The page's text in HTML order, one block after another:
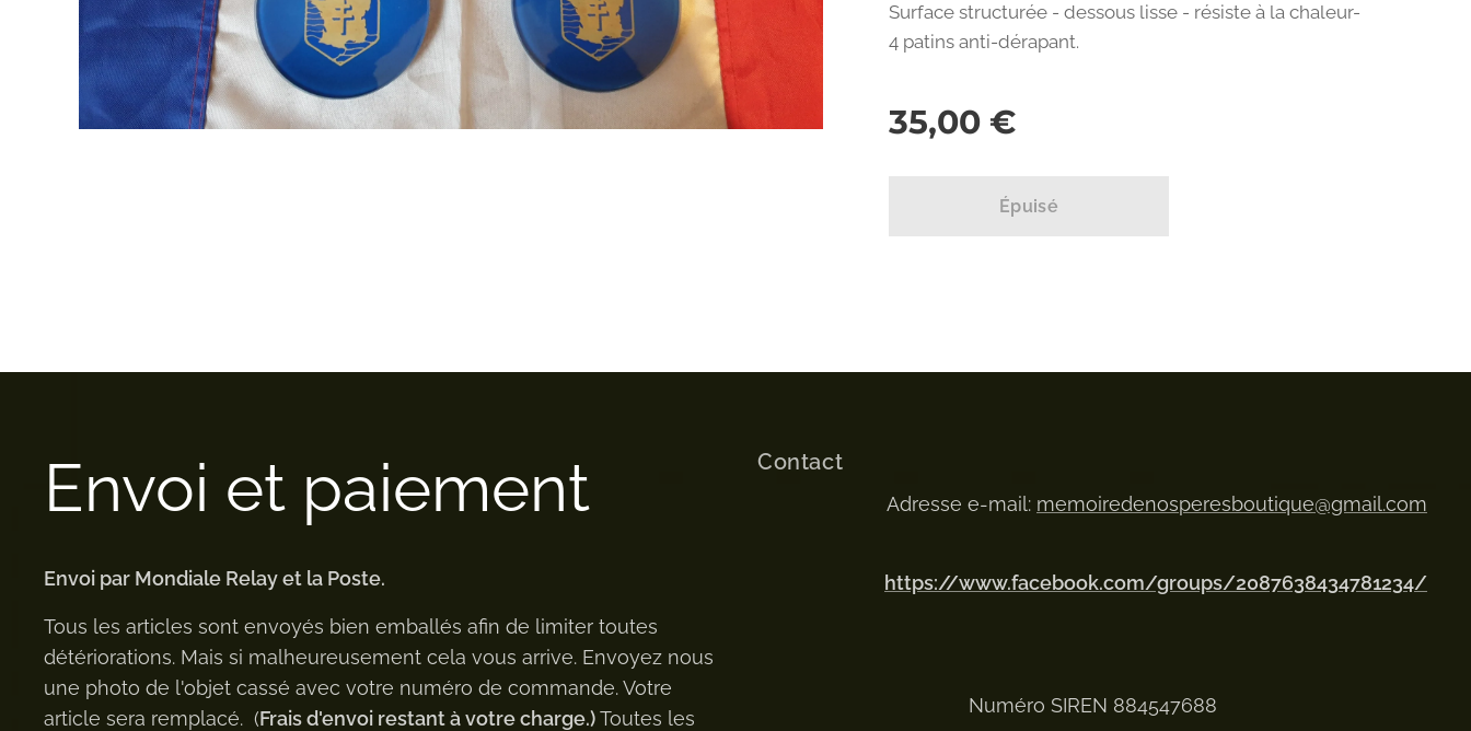
Surface structurée - dessous lisse - résiste à la chaleur-
4 patins anti-dérapant.
35,00 €
Épuisé
Envoi et paiement
Envoi par Mondiale Relay et la Poste.
Tous les articles sont envoyés bien emballés afin de limiter toutes
détériorations. Mais si malheureusement cela vous arrive. Envoyez nous
une photo de l'objet cassé avec votre numéro de commande. Votre
article sera remplacé. (Frais d'envoi restant à votre charge.)Toutes les
Contact
Adresse e-mail: memoiredenosperesboutique@gmail.com
https://www.facebook.com/groups/2087638434781234/
Numéro SIREN 884547688